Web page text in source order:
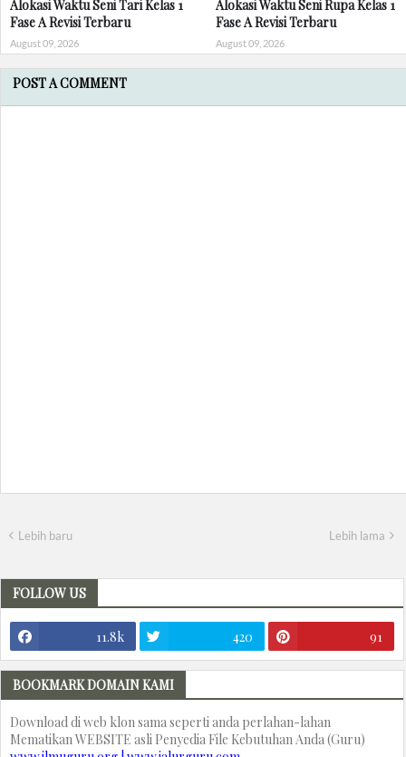
Alokasi Waktu Seni Tari Kelas 1
Fase A Revisi Terbaru
August 09, 2026
Alokasi Waktu Seni Rupa Kelas 1
Fase A Revisi Terbaru
August 09, 2026
POST A COMMENT
Lebih baru Lebih lama
FOLLOW US
11.8k 420 91
BOOKMARK DOMAIN KAMI
Download di web klon sama seperti anda perlahan-lahan
Mematikan WEBSITE asli Penyedia File Kebutuhan Anda (Guru)